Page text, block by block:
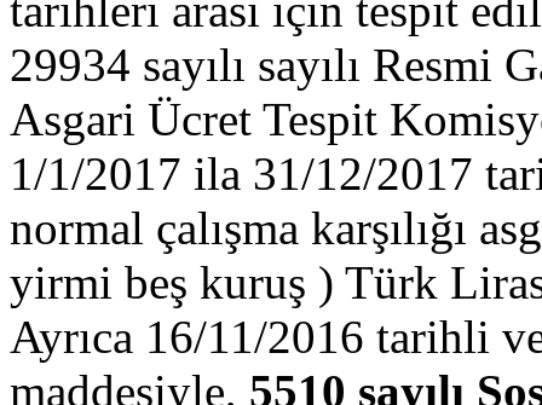
29934 sayılı sayılı Resmi
Asgari Ücret Tespit
1/1/2017 ila 31/12/2017
normal çalışma karşılığı
yirmi beş kuruş ) Türk
Ayrıca 16/11/2016 tarihli
maddesiyle, 5510 sayılı